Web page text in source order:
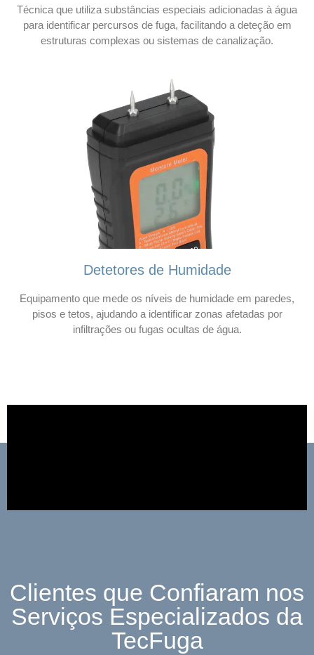
Técnica que utiliza substâncias especiais adicionadas à água
para identificar percursos de fuga, facilitando a deteção em
estruturas complexas ou sistemas de canalização.
Detetores de Humidade
Equipamento que mede os níveis de humidade em paredes,
pisos e tetos, ajudando a identificar zonas afetadas por
infiltrações ou fugas ocultas de água.
Clientes que Confiaram nos
Serviços Especializados da
TecFuga